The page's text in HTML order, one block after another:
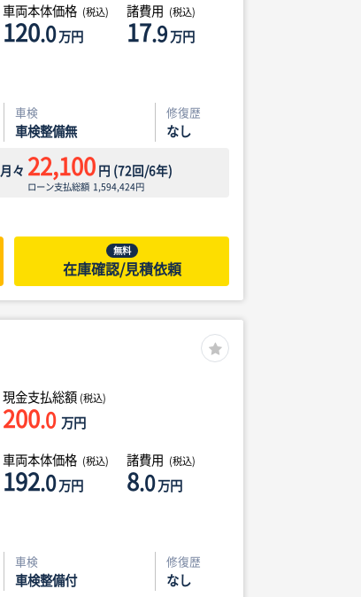
車両本体価格 (税込)
120.0万円
諸費用 (税込)
17.9万円
車検
車検整備無
修復歴
なし
月々 22,100円 (72回/6年)
ローン支払総額 1,594,424円
無料
在庫確認/見積依頼
現金支払総額 (税込)
200.0 万円
車両本体価格 (税込)
192.0万円
諸費用 (税込)
8.0万円
車検
車検整備付
修復歴
なし